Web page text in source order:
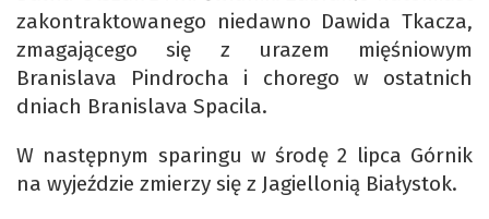
zakontraktowanego niedawno Dawida Tkacza,
zmagającego się z urazem mięśniowym
Branislava Pindrocha i chorego w ostatnich
dniach Branislava Spacila.
W następnym sparingu w środę 2 lipca Górnik
na wyjeździe zmierzy się z Jagiellonią Białystok.